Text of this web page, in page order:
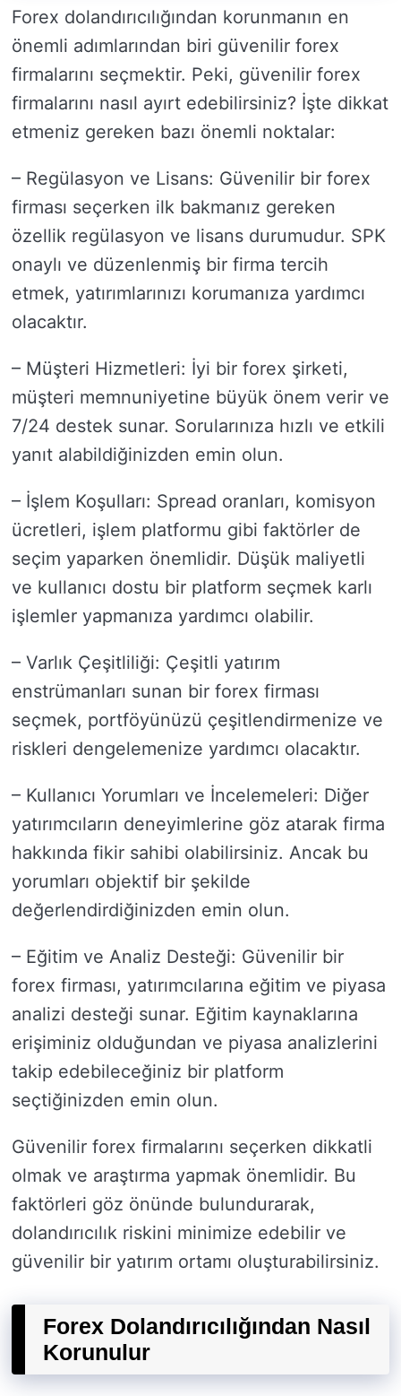
Forex dolandırıcılığından korunmanın en
önemli adımlarından biri güvenilir forex
firmalarını seçmektir. Peki, güvenilir forex
firmalarını nasıl ayırt edebilirsiniz? İşte dikkat
etmeniz gereken bazı önemli noktalar:
– Regülasyon ve Lisans: Güvenilir bir forex
firması seçerken ilk bakmanız gereken
özellik regülasyon ve lisans durumudur. SPK
onaylı ve düzenlenmiş bir firma tercih
etmek, yatırımlarınızı korumanıza yardımcı
olacaktır.
– Müşteri Hizmetleri: İyi bir forex şirketi,
müşteri memnuniyetine büyük önem verir ve
7/24 destek sunar. Sorularınıza hızlı ve etkili
yanıt alabildiğinizden emin olun.
– İşlem Koşulları: Spread oranları, komisyon
ücretleri, işlem platformu gibi faktörler de
seçim yaparken önemlidir. Düşük maliyetli
ve kullanıcı dostu bir platform seçmek karlı
işlemler yapmanıza yardımcı olabilir.
– Varlık Çeşitliliği: Çeşitli yatırım
enstrümanları sunan bir forex firması
seçmek, portföyünüzü çeşitlendirmenize ve
riskleri dengelemenize yardımcı olacaktır.
– Kullanıcı Yorumları ve İncelemeleri: Diğer
yatırımcıların deneyimlerine göz atarak firma
hakkında fikir sahibi olabilirsiniz. Ancak bu
yorumları objektif bir şekilde
değerlendirdiğinizden emin olun.
– Eğitim ve Analiz Desteği: Güvenilir bir
forex firması, yatırımcılarına eğitim ve piyasa
analizi desteği sunar. Eğitim kaynaklarına
erişiminiz olduğundan ve piyasa analizlerini
takip edebileceğiniz bir platform
seçtiğinizden emin olun.
Güvenilir forex firmalarını seçerken dikkatli
olmak ve araştırma yapmak önemlidir. Bu
faktörleri göz önünde bulundurarak,
dolandırıcılık riskini minimize edebilir ve
güvenilir bir yatırım ortamı oluşturabilirsiniz.
Forex Dolandırıcılığından Nasıl
Korunulur